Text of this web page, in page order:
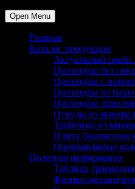
Open Menu
Главная
Каталог продукции
Актуальный
Цилиндры без
Цилиндры с
Цилиндры из
Цилиндры
Отводы из
Тройники из
Плита
Оцинкованные
Полезная информация
Таблица сравнения
Физико-